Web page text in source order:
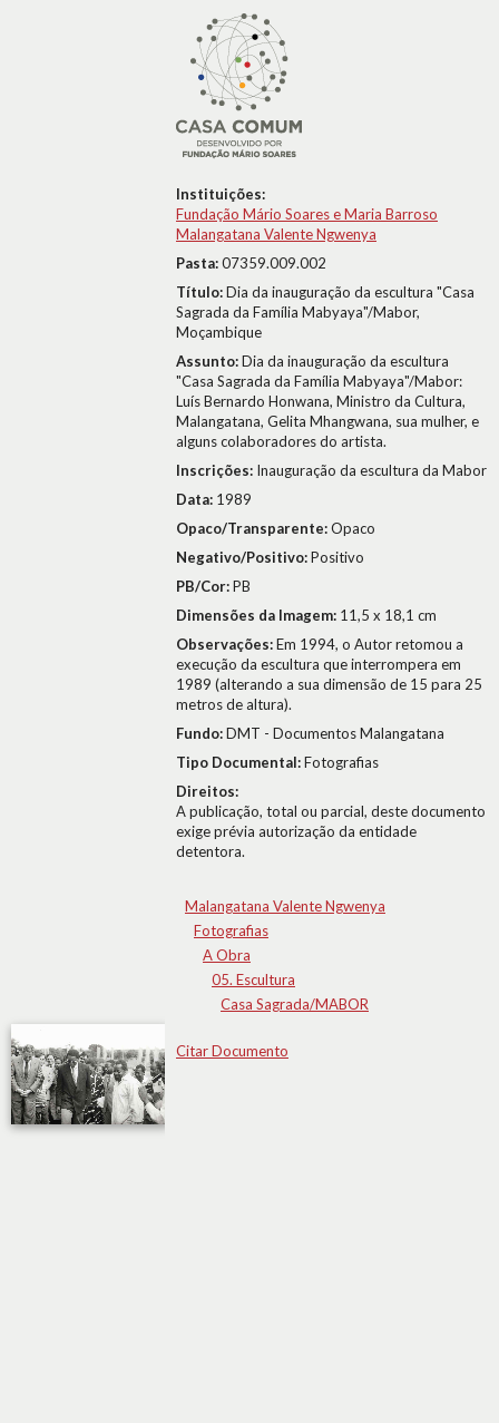
Instituições:
Fundação Mário Soares e Maria Barroso
Malangatana Valente Ngwenya
Pasta:07359.009.002
Título:Dia da inauguração da escultura "Casa
Sagrada da Família Mabyaya"/Mabor,
Moçambique
Assunto:Dia da inauguração da escultura
"Casa Sagrada da Família Mabyaya"/Mabor:
Luís Bernardo Honwana, Ministro da Cultura,
Malangatana, Gelita Mhangwana, sua mulher, e
alguns colaboradores do artista.
Inscrições: Inauguração da escultura da Mabor
Data: 1989
Opaco/Transparente:Opaco
Negativo/Positivo:Positivo
PB/Cor:PB
Dimensões da Imagem: 11,5 x 18,1 cm
Observações:Em 1994, o Autor retomou a
execução da escultura que interrompera em
1989 (alterando a sua dimensão de 15 para 25
metros de altura).
Fundo:DMT - Documentos Malangatana
Tipo Documental:Fotografias
Direitos:
A publicação, total ou parcial, deste documento
exige prévia autorização da entidade
detentora.
Malangatana Valente Ngwenya
Fotografias
A Obra
05. Escultura
Casa Sagrada/MABOR
Citar Documento